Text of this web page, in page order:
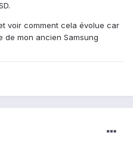
voir comment cela évolue car
de mon ancien Samsung